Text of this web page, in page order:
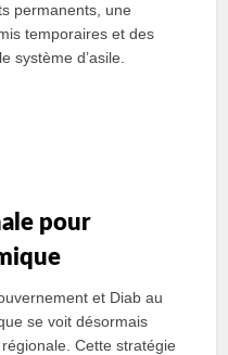
permanents, une
temporaires et des
système d’asile.
pour
et Diab au
se voit désormais
Cette stratégie